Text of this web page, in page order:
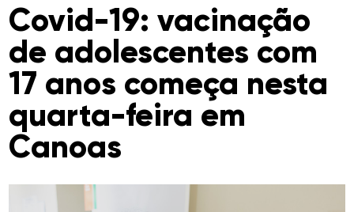
Covid-19: vacinação
de adolescentes com
17 anos começa nesta
quarta-feira em
Canoas